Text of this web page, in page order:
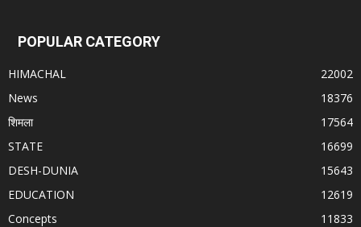
POPULAR CATEGORY
HIMACHAL
22002
News
18376
शिमला
17564
STATE
16699
DESH-DUNIA
15643
EDUCATION
12619
Concepts
11833